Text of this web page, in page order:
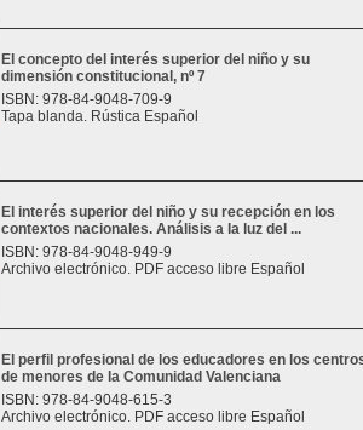
El concepto del interés superior del niño y su
dimensión constitucional, nº 7
ISBN: 978-84-9048-709-9
Tapa blanda. Rústica Español
El interés superior del niño y su recepción en los
contextos nacionales. Análisis a la luz del ...
ISBN: 978-84-9048-949-9
Archivo electrónico. PDF acceso libre Español
El perfil profesional de los educadores en los
de menores de la Comunidad Valenciana
ISBN: 978-84-9048-615-3
Archivo electrónico. PDF acceso libre Español